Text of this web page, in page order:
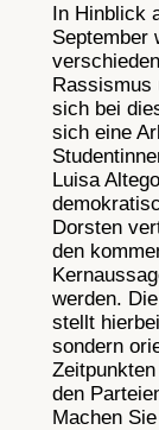
In Hinblick
September
Rassismus
sich bei
sich eine
Luisa
Dorsten
den
werden.
stellt
sondern
den
Machen